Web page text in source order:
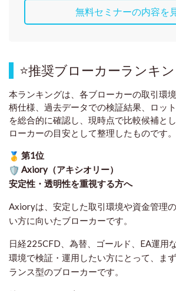
無料セミナーの内容を
⭐推奨ブローカーランキ
本ランキングは、各ブローカーの取引環
柄仕様、過去データでの検証結果、ロッ
を総合的に確認し、現時点で比較候補と
ローカーの目安として整理したものです。
第1位
Axiory（アキシオリー）
安定性・透明性を重視する方へ
Axioryは、安定した取引環境や資金管理
い方に向いたブローカーです。
日経225CFD、為替、ゴールド、EA運用
環境で検証・運用したい方にとって、ま
ランス型のブローカーです。